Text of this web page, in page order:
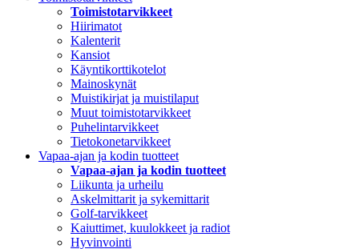
Toimistotarvikkeet
Hiirimatot
Kalenterit
Kansiot
Käyntikorttikotelot
Mainoskynät
Muistikirjat ja muistilaput
Muut toimistotarvikkeet
Puhelintarvikkeet
Tietokonetarvikkeet
Vapaa-ajan ja kodin tuotteet
Vapaa-ajan ja kodin tuotteet
Liikunta ja urheilu
Askelmittarit ja sykemittarit
Golf-tarvikkeet
Kaiuttimet, kuulokkeet ja radiot
Hyvinvointi